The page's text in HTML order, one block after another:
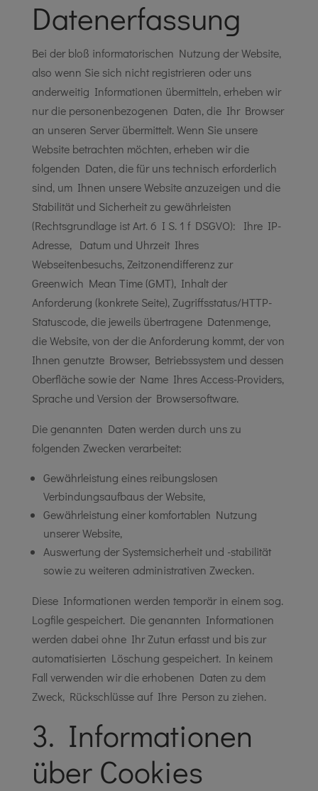
Datenerfassung
Bei der bloß informatorischen Nutzung der Website,
also wenn Sie sich nicht registrieren oder uns
anderweitig Informationen übermitteln, erheben wir
nur die personenbezogenen Daten, die Ihr Browser
an unseren Server übermittelt. Wenn Sie unsere
Website betrachten möchten, erheben wir die
folgenden Daten, die für uns technisch erforderlich
sind, um Ihnen unsere Website anzuzeigen und die
Stabilität und Sicherheit zu gewährleisten
(Rechtsgrundlage ist Art. 6 I S. 1 f DSGVO): Ihre IP-
Adresse, Datum und Uhrzeit Ihres
Webseitenbesuchs, Zeitzonendifferenz zur
Greenwich Mean Time (GMT), Inhalt der
Anforderung (konkrete Seite), Zugriffsstatus/HTTP-
Statuscode, die jeweils übertragene Datenmenge,
die Website, von der die Anforderung kommt, der von
Ihnen genutzte Browser, Betriebssystem und dessen
Oberfläche sowie der Name Ihres Access-Providers,
Sprache und Version der Browsersoftware.
Die genannten Daten werden durch uns zu
folgenden Zwecken verarbeitet:
Gewährleistung eines reibungslosen
Verbindungsaufbaus der Website,
Gewährleistung einer komfortablen Nutzung
unserer Website,
Auswertung der Systemsicherheit und -stabilität
sowie zu weiteren administrativen Zwecken.
Diese Informationen werden temporär in einem sog.
Logfile gespeichert. Die genannten Informationen
werden dabei ohne Ihr Zutun erfasst und bis zur
automatisierten Löschung gespeichert. In keinem
Fall verwenden wir die erhobenen Daten zu dem
Zweck, Rückschlüsse auf Ihre Person zu ziehen.
3. Informationen
über Cookies